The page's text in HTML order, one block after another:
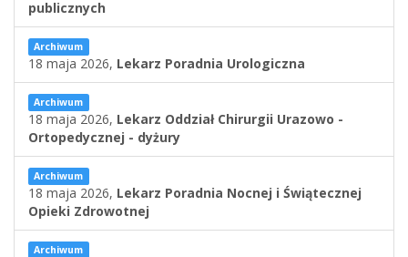
publicznych
Archiwum
18 maja 2026, Lekarz Poradnia Urologiczna
Archiwum
18 maja 2026, Lekarz Oddział Chirurgii Urazowo -
Ortopedycznej - dyżury
Archiwum
18 maja 2026, Lekarz Poradnia Nocnej i Świątecznej
Opieki Zdrowotnej
Archiwum